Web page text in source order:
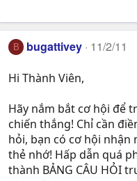
B bugattivey 11/2/11
Hi Thành Viên,
Hãy nắm bắt cơ hội để
chiến thắng! Chỉ cần
hỏi, bạn có cơ hội nhận
thẻ nhớ! Hấp dẫn quá
thành BẢNG CÂU HỎI